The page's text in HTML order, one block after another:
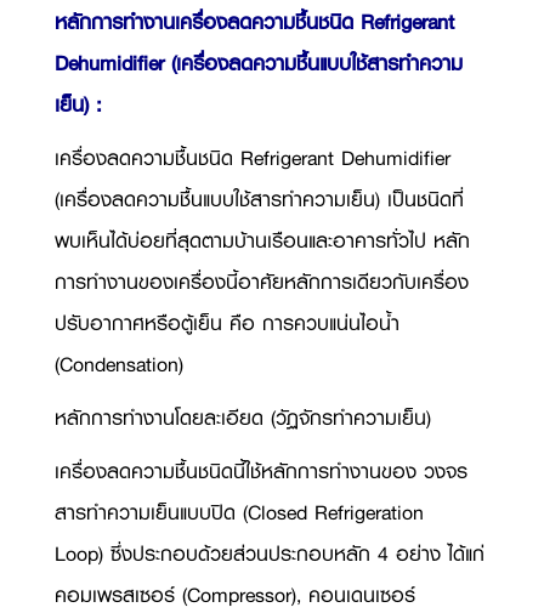
หลักการทำงานเครื่องลดความชื้นชนิด Refrigerant
Dehumidifier (เครื่องลดความชื้นแบบใช้สารทำความ
เย็น) :
เครื่องลดความชื้นชนิด Refrigerant Dehumidifier
(เครื่องลดความชื้นแบบใช้สารทำความเย็น) เป็นชนิดที่
พบเห็นได้บ่อยที่สุดตามบ้านเรือนและอาคารทั่วไป หลัก
การทำงานของเครื่องนี้อาศัยหลักการเดียวกับเครื่อง
ปรับอากาศหรือตู้เย็น คือ การควบแน่นไอน้ำ
(Condensation)
หลักการทำงานโดยละเอียด (วัฏจักรทำความเย็น)
เครื่องลดความชื้นชนิดนี้ใช้หลักการทำงานของ วงจร
สารทำความเย็นแบบปิด (Closed Refrigeration
Loop) ซึ่งประกอบด้วยส่วนประกอบหลัก 4 อย่าง ได้แก่
คอมเพรสเซอร์ (Compressor), คอนเดนเซอร์